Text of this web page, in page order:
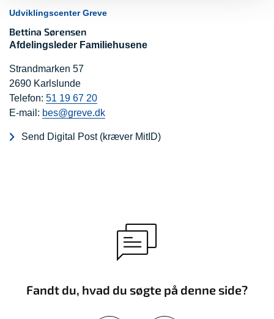
Udviklingscenter Greve
Bettina Sørensen
Afdelingsleder Familiehusene
Strandmarken 57
2690 Karlslunde
Telefon: 51 19 67 20
E-mail: bes@greve.dk
Send Digital Post (kræver MitID)
Fandt du, hvad du søgte på denne side?